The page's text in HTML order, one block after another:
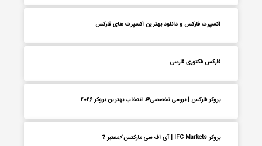
اکسپرت فارکس و دانلود بهترین اکسپرت های فارکس
فارکس فکتوری فارسی
بروکر فارکس | بررسی تخصصی🔎 انتخاب بهترین بروکر 2026
بروکر IFC Markets | آی اف سی مارکتس⚡معتبر ❓